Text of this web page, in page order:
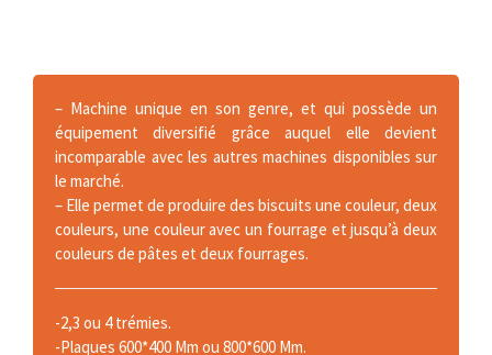
– Machine unique en son genre, et qui possède un
équipement diversifié grâce auquel elle devient
incomparable avec les autres machines disponibles sur
le marché.
– Elle permet de produire des biscuits une couleur, deux
couleurs, une couleur avec un fourrage et jusqu’à deux
couleurs de pâtes et deux fourrages.
-2,3 ou 4 trémies.
-Plaques 600*400 Mm ou 800*600 Mm.